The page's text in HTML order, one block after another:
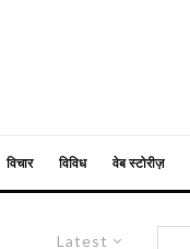
विचार विविध वेब स्टोरीज़
Latest